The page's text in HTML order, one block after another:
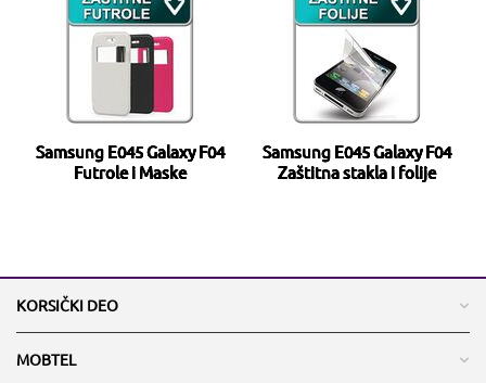
Samsung E045 Galaxy F04
Futrole i Maske
Samsung E045 Galaxy F04
Zaštitna stakla i folije
KORSIČKI DEO
MOBTEL